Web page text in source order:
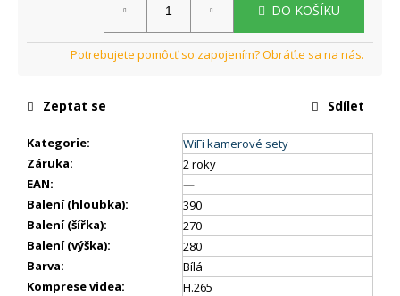
DO KOŠÍKU
Kategorie:
WiFi kamerové sety
Záruka:
2 roky
EAN:
—
Balení (hloubka):
390
Balení (šířka):
270
Balení (výška):
280
Barva:
Bílá
Komprese videa:
H.265
Zeptat se Sdílet